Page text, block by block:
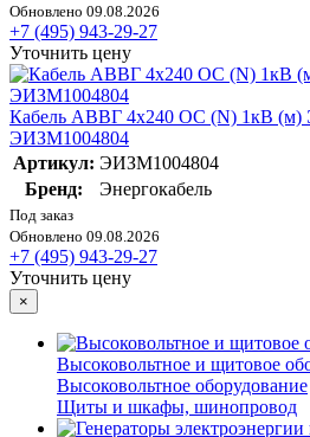
Обновлено 09.08.2026
+7 (495) 943-29-27
Уточнить цену
Кабель АВВГ 4х240 ОС (N) 1кВ (м)
ЭИЗМ1004804
Артикул: ЭИЗМ1004804
Бренд:
Энергокабель
Под заказ
Обновлено 09.08.2026
+7 (495) 943-29-27
Уточнить цену
×
Высоковольтное и щитовое
Высоковольтное оборудование
Щиты и шкафы, шинопровод